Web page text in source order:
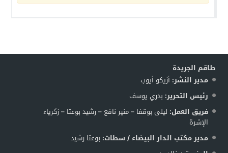
طاقم الجريدة
مدير النشر: أزيكو أيوب
رئيس التحرير: بدري يوسف
فريق العمل: ليلى بوقفا – منير نافع – رشيد بوعتا – زكرياء
الإشرة
مدير مكتب الدار البيضاء / سطات: بوعتا رشيد